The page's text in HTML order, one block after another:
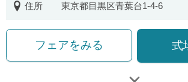
住所
東京都目黒区青葉台1-4-6
フェアをみる 式